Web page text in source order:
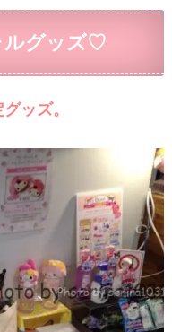
ルグッズ♡
ッズ。